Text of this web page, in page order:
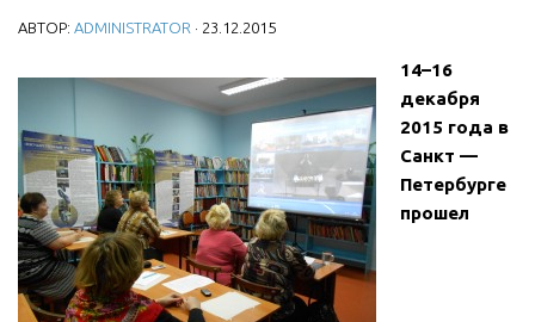
Фотогалерея
Учредительные документы
Правовая база
Противодействие коррупции
Отчеты о деятельности
Учреждения культуры
МБУ Дом культуры «Молодость»
АВТОР: ADMINISTRATOR · 23.12.2015
14–16
декабря
2015 года в
Санкт —
Петербурге
прошел